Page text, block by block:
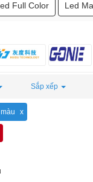
Full Color Led
Sắp xếp